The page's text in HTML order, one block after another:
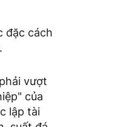
đặc cách
vượt
của
lập tài